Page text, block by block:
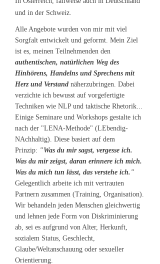
und in der Schweiz.
Alle Angebote wurden von mir mit viel
Sorgfalt entwickelt und geformt. Mein Ziel
ist es, meinen Teilnehmenden den
authentischen, natürlichen Weg des
Hinhörens, Handelns und Sprechens mit
Herz und Verstand näherzubringen. Dabei
verzichte ich bewusst auf vorgefertigte
Techniken wie NLP und taktische Rhetorik...
Einige Seminare und Workshops gestalte ich
nach der "LENA-Methode" (LEbendig-
NAchhaltig). Diese basiert auf dem
Prinzip: "Was du mir sagst, vergesse ich.
Was du mir zeigst, daran erinnere ich mich.
Was du mich tun lässt, das verstehe ich."
Gelegentlich arbeite ich mit vertrauten
Partnern zusammen (Training, Organisation).
Wir behandeln jeden Menschen gleichwertig
und lehnen jede Form von Diskriminierung
ab, sei es aufgrund von Alter, Herkunft,
sozialem Status, Geschlecht,
Glaube/Weltanschauung oder sexueller
Orientierung.